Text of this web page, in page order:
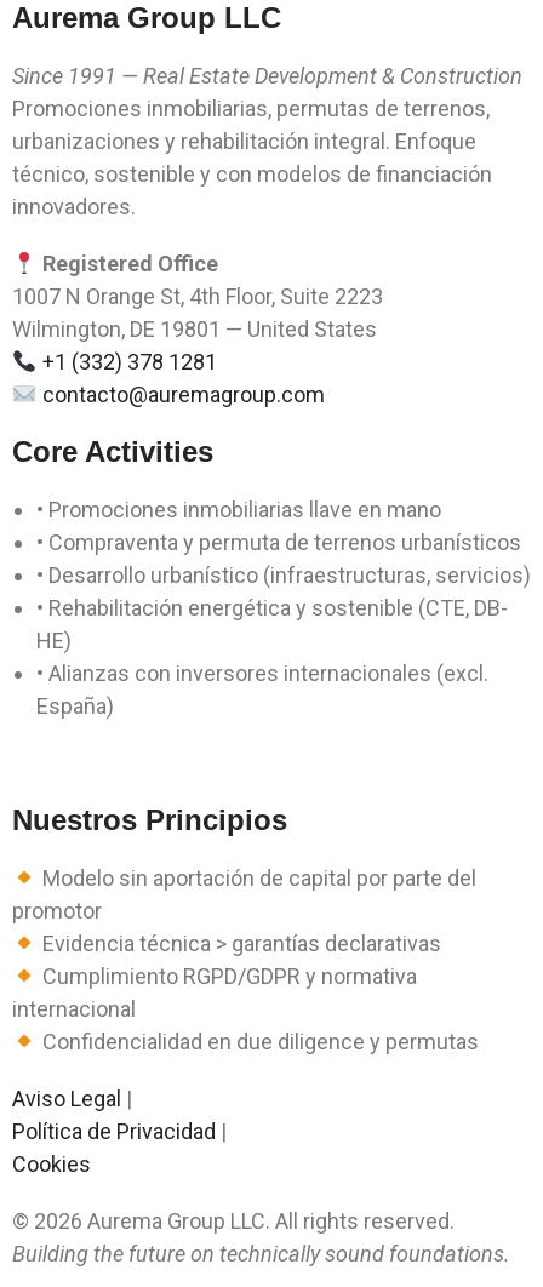
Aurema Group LLC
Since 1991 — Real Estate Development & Construction
Promociones inmobiliarias, permutas de terrenos,
urbanizaciones y rehabilitación integral. Enfoque
técnico, sostenible y con modelos de financiación
innovadores.
Registered Office
1007 N Orange St, 4th Floor, Suite 2223
Wilmington, DE 19801 — United States
+1 (332) 378 1281
contacto@auremagroup.com
Core Activities
• Promociones inmobiliarias llave en mano
• Compraventa y permuta de terrenos urbanísticos
• Desarrollo urbanístico (infraestructuras, servicios)
• Rehabilitación energética y sostenible (CTE, DB-
HE)
• Alianzas con inversores internacionales (excl.
España)
Nuestros Principios
Modelo sin aportación de capital por parte del
promotor
Evidencia técnica > garantías declarativas
Cumplimiento RGPD/GDPR y normativa
internacional
Confidencialidad en due diligence y permutas
Aviso Legal |
Política de Privacidad |
Cookies
© 2026 Aurema Group LLC. All rights reserved.
Building the future on technically sound foundations.